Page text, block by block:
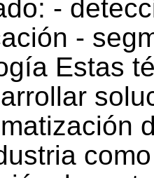
-
-
Estas